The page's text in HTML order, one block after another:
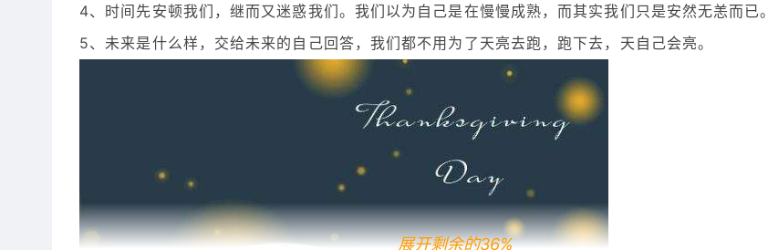
4、时间先安顿我们，继而又迷惑我们。我们以为自己是在慢慢成熟，而其实我们只是安然无恙而已。
5、未来是什么样，交给未来的自己回答，我们都不用为了天亮去跑，跑下去，天自己会亮。
展开剩余的36%